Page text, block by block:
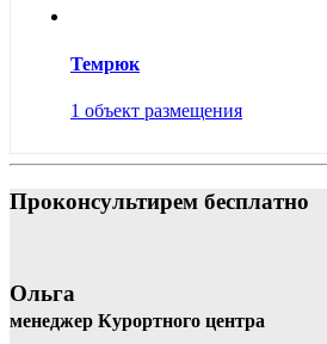
Темрюк
1 объект размещения
Проконсультирем бесплатно
Ольга
менеджер Курортного центра